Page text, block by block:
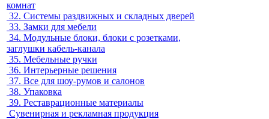
комнат
32. Системы раздвижных и складных дверей
33. Замки для мебели
34. Модульные блоки, блоки с розетками,
заглушки кабель-канала
35. Мебельные ручки
36. Интерьерные решения
37. Все для шоу-румов и салонов
38. Упаковка
39. Реставрационные материалы
Сувенирная и рекламная продукция